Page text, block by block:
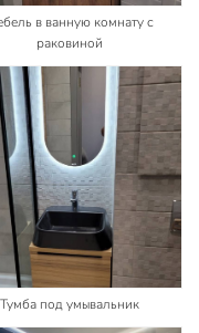
в ванную комнату с
раковиной
Тумба под умывальник